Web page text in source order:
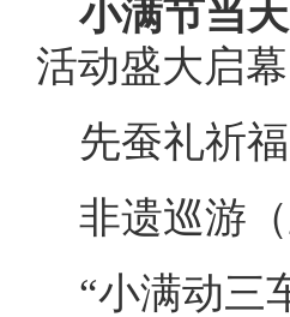
小满节当天
活动盛大启
先蚕礼祈
非遗巡游
“小满动三